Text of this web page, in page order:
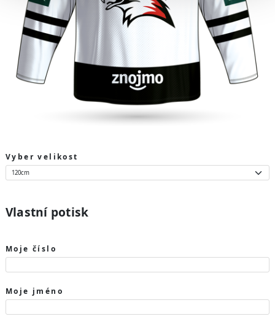
Vyber velikost
Vlastní potisk
Moje číslo
Moje jméno